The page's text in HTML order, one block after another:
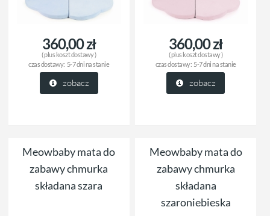
360,00 zł
( pluskoszt dostawy)
czas dostawy: 5-7 dni na stanie
zobacz
360,00 zł
( pluskoszt dostawy)
czas dostawy: 5-7 dni na stanie
zobacz
Meowbaby mata do
zabawy chmurka
składana szara
Meowbaby mata do
zabawy chmurka
składana
szaroniebieska